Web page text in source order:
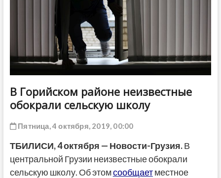
В Горийском районе неизвестные
обокрали сельскую школу
Пятница, 4 октября, 2019, 00:00
ТБИЛИСИ, 4 октября — Новости-Грузия.В
центральной Грузии неизвестные обокрали
сельскую школу. Об этомсообщаетместное